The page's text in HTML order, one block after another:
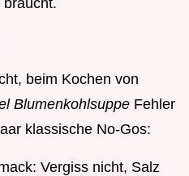
beim Kochen von
Blumenkohlsuppe Fehler
klassische No-Gos:
Vergiss nicht, Salz